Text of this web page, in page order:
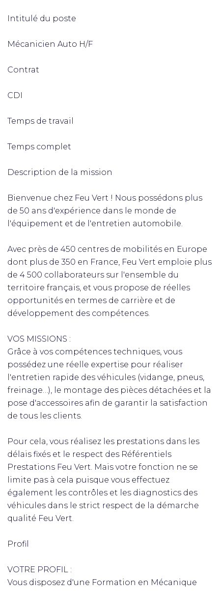
Intitulé du poste
Mécanicien Auto H/F
Contrat
CDI
Temps de travail
Temps complet
Description de la mission
Bienvenue chez Feu Vert ! Nous possédons plus
de 50 ans d'expérience dans le monde de
l'équipement et de l'entretien automobile.
Avec près de 450 centres de mobilités en Europe
dont plus de 350 en France, Feu Vert emploie plus
de 4 500 collaborateurs sur l'ensemble du
territoire français, et vous propose de réelles
opportunités en termes de carrière et de
développement des compétences.
VOS MISSIONS :
Grâce à vos compétences techniques, vous
possédez une réelle expertise pour réaliser
l'entretien rapide des véhicules (vidange, pneus,
freinage…), le montage des pièces détachées et la
pose d'accessoires afin de garantir la satisfaction
de tous les clients.
Pour cela, vous réalisez les prestations dans les
délais fixés et le respect des Référentiels
Prestations Feu Vert. Mais votre fonction ne se
limite pas à cela puisque vous effectuez
également les contrôles et les diagnostics des
véhicules dans le strict respect de la démarche
qualité Feu Vert.
Profil
VOTRE PROFIL :
Vous disposez d'une Formation en Mécanique